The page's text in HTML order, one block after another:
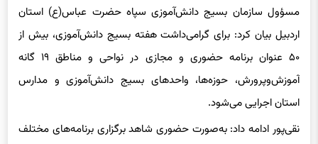
اردبیل بیان کرد: برای گرامی‌داشت هفته بسیج دانش‌آموزی، بیش از
۵۰ عنوان برنامه حضوری و مجازی در نواحی و مناطق ۱۹ گانه
آموزش‌وپرورش، حوزه‌ها، واحدهای بسیج دانش‌آموزی و مدارس
استان اجرایی می‌شود.
نقی‌پور ادامه داد: به‌صورت حضوری شاهد برگزاری برنامه‌های مختلف
از جمله آیین گرامی‌داشت روز بسیج دانش‌آموزی و زنگ ایثار، یادواره